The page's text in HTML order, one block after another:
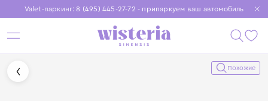
Valet-паркинг: 8 (495) 445-27-72 - припаркуем ваш автомобиль
Бесплатная доставка при заказе от 15 000 ₽
Установите приложение, чтобы покупки были еще удобнее
Похожие